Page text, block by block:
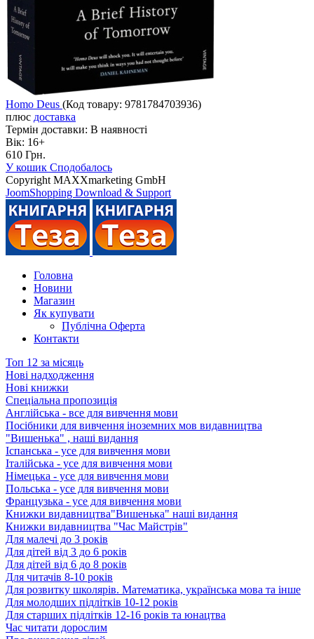
Homo Deus (Код товару: 9781784703936)
плюс доставка
Термін доставки: В наявності
Вік: 16+
610 Грн.
У кошик Сподобалось
Copyright MAXXmarketing GmbH
JoomShopping Download & Support
Головна
Новини
Магазин
Як купувати
Публічна Оферта
Контакти
Топ 12 за місяць
Нові надходження
Нові книжки
Спеціальна пропозиція
Англійська - все для вивчення мови
Посібники для вивчення іноземних мов видавництва
"Вишенька" , наші видання
Іспанська - усе для вивчення мови
Італійська - усе для вивчення мови
Німецька - усе для вивчення мови
Польська - усе для вивчення мови
Французька - усе для вивчення мови
Книжки видавництва"Вишенька" наші видання
Книжки видавництва "Час Майстрів"
Для малечі до 3 років
Для дітей від 3 до 6 років
Для дітей від 6 до 8 років
Для читачів 8-10 років
Для розвитку школярів. Математика, українська мова та інше
Для молодших підлітків 10-12 років
Для старших підлітків 12-16 років та юнацтва
Час читати дорослим